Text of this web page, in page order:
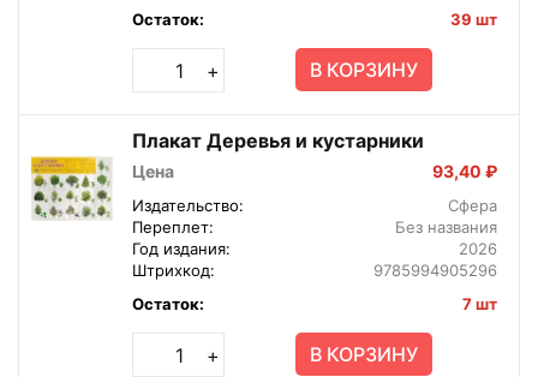
Остаток:
39 шт
+ В КОРЗИНУ
Плакат Деревья и кустарники
Цена 93,40 ₽
Издательство:
Сфера
Переплет:
Без названия
Год издания:
2026
Штрихкод:
9785994905296
Остаток:
7 шт
+ В КОРЗИНУ